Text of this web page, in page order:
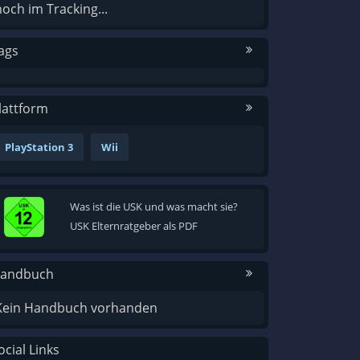
im Tracking...
PlayStation 3 Wii
Was ist die USK und was macht sie?
USK Elternratgeber als PDF
Handbuch vorhanden
Links